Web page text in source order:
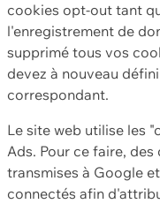
cookies opt-out tant
l'enregistrement de
supprimé tous vos
devez à nouveau
correspondant.
Le site web utilise les
Ads. Pour ce faire,
transmises à Google
connectés afin